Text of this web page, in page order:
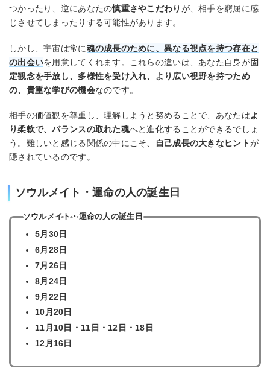
つかったり、逆にあなたの慎重さやこだわり が、相手を窮屈に感
じさせてしまったりする可能性があります。
しかし、宇宙は常に魂の成長のために、異なる視点を持つ存在と
の出会いを用意してくれます。これらの違いは、あなた自身が固
定観念を手放し、多様性を受け入れ、より広い視野を持つため
の、貴重な学びの機会なのです。
相手の価値観を尊重し、理解しようと努めることで、あなたはよ
り柔軟で、バランスの取れた魂へと進化することができるでしょ
う。難しいと感じる関係の中にこそ、
自己成長の大きなヒントが
隠されているのです。
ソウルメイト・運命の人の誕生日
ソウルメイト・運命の人の誕生日
5月30日
6月28日
7月26日
8月24日
9月22日
10月20日
11月10日・11日・12日・18日
12月16日